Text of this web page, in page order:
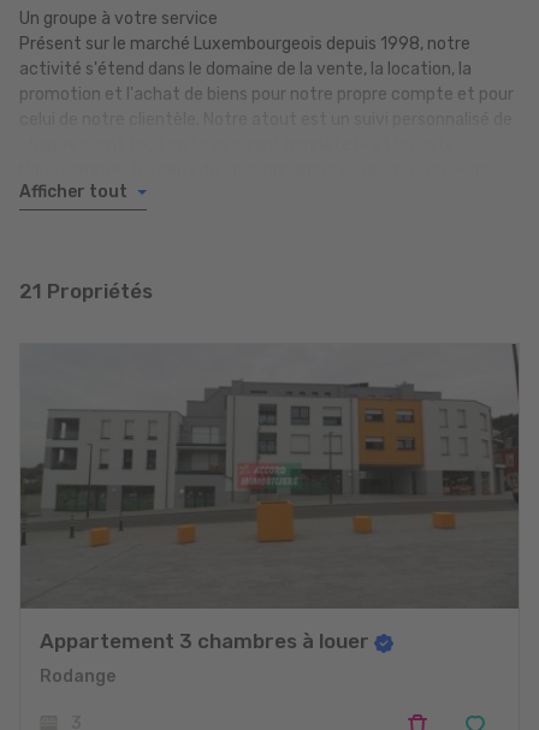
Un groupe à votre service
Présent sur le marché Luxembourgeois depuis 1998, notre
activité s'étend dans le domaine de la vente, la location, la
promotion et l'achat de biens pour notre propre compte et pour
dans nos nouveaux locaux à partir de Mai 2021 au 15, Place du
Afficher tout
21 Propriétés
Appartement 3 chambres à louer
Rodange